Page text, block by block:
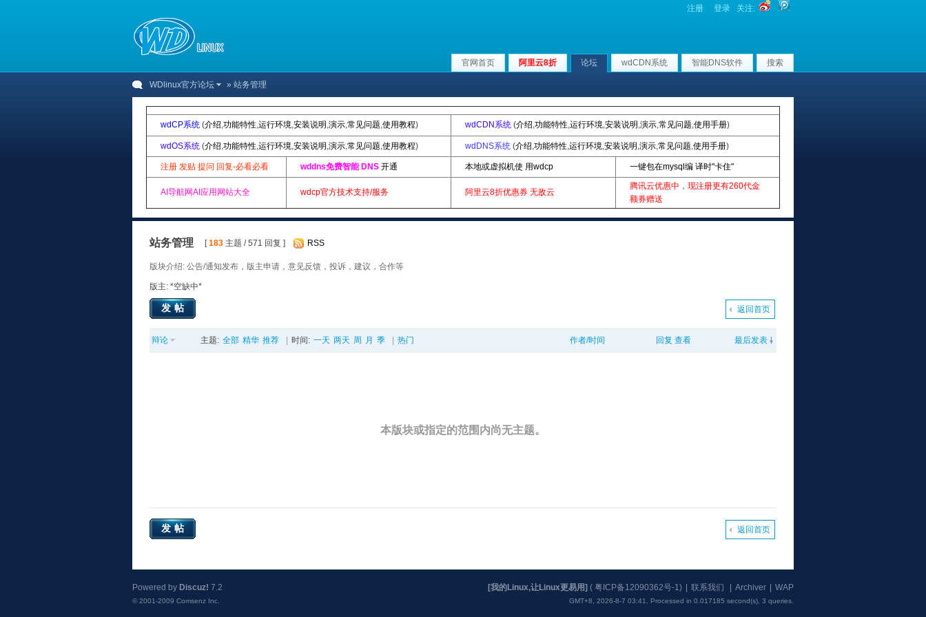
注册 登录 关注:
官网首页 阿里云8折 论坛 wdCDN系统 智能DNS软件 搜索
WDlinux官方论坛 » 站务管理
wdCP系统 (介绍,功能特性,运行环境,安装说明 ,演示,常见问题,使用教程) wdCDN系统 (介绍,功能特性,运行环境,安装说明 ,演示,常见问题,使用手册)
wdOS系统 (介绍,功能特性,运行环境,安装说明 ,演示,常见问题,使用教程) wdDNS系统 (介绍,功能特性,运行环境,安装说明 ,演示,常见问题,使用手册)
注册 发贴 提问 回复-必看必看 wddns免费智能 DNS 开通 本地或虚拟机使 用wdcp 一键包在mysql编 译时"卡住"
AI导航网AI应用网站大全 wdcp官方技术支持/服务 阿里云8折优惠券 无敌云
腾讯云优惠中，现注册更有260代金
额券赠送
站务管理 [183 主题 / 571 回复 ] RSS
版块介绍: 公告/通知发布，版主申请，意见反馈，投诉，建议，合作等
版主: *空缺中*
返回首页
发帖
辩论 主题: 全部 精华 推荐 时间: 一天 两天 周 月 季 热门 作者/时间 回复 查看 最后发表
本版块或指定的范围内尚无主题。
返回首页
发帖
[我的Linux,让Linux更易用] ( 粤ICP备12090362号-1) 联系我们 Archiver WAP
GMT+8, 2026-8-7 03:41, Processed in 0.017185 second(s), 3 queries
Powered by Discuz! 7.2
© 2001-2009 Comsenz Inc.